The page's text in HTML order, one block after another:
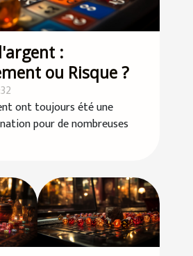
:
ou Risque ?
ont toujours été une
pour de nombreuses